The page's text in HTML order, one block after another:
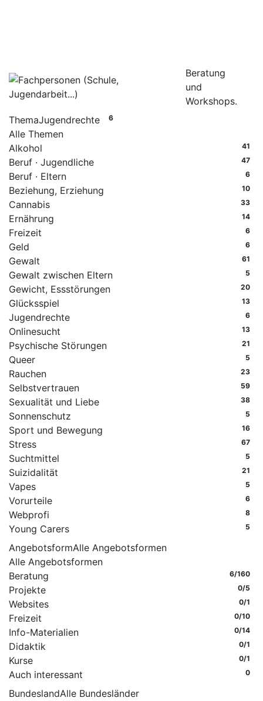
Beratung
und
Workshops.
ThemaJugendrechte 6
Alle Themen
Alkohol
41
Beruf · Jugendliche 47
Beruf · Eltern 6
Beziehung, Erziehung 10
Cannabis 33
Ernährung 14
Freizeit 6
Geld 6
Gewalt 61
Gewalt zwischen Eltern 5
Gewicht, Essstörungen 20
Glücksspiel 13
Jugendrechte 6
Onlinesucht 13
Psychische Störungen 21
Queer 5
Rauchen 23
Selbstvertrauen 59
Sexualität und Liebe 38
Sonnenschutz 5
Sport und Bewegung 16
Stress 67
Suchtmittel 5
Suizidalität 21
Vapes 5
Vorurteile 6
Webprofi 8
Young Carers 5
AngebotsformAlle Angebotsformen
Alle Angebotsformen
Beratung
6/160
Projekte 0/5
Websites 0/1
Freizeit 0/10
Info-Materialien 0/14
Didaktik 0/1
Kurse 0/1
Auch interessant 0
BundeslandAlle Bundesländer